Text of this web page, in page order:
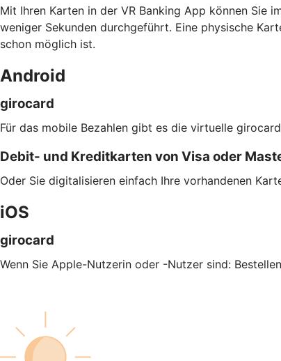
Mit Ihren Karten in der VR Banking App können Sie
weniger Sekunden durchgeführt. Eine physische
schon möglich ist.
Android
girocard
Für das mobile Bezahlen gibt es die virtuelle
Debit- und Kreditkarten von Visa oder
Oder Sie digitalisieren einfach Ihre vorhandenen
iOS
girocard
Wenn Sie Apple-Nutzerin oder -Nutzer sind: